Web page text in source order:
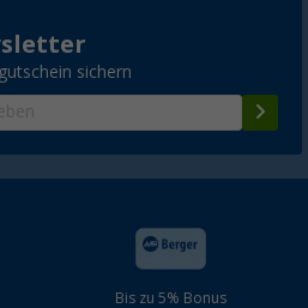
sichern
Bis zu 5% Bonus